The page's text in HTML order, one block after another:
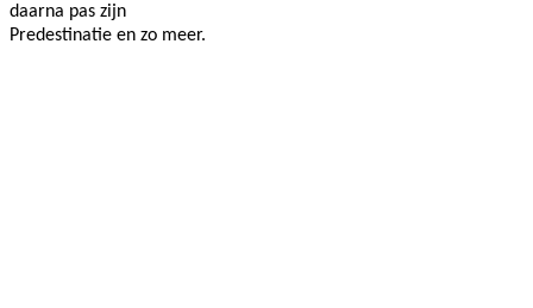
daarna pas zijn
Predestinatie en zo meer.